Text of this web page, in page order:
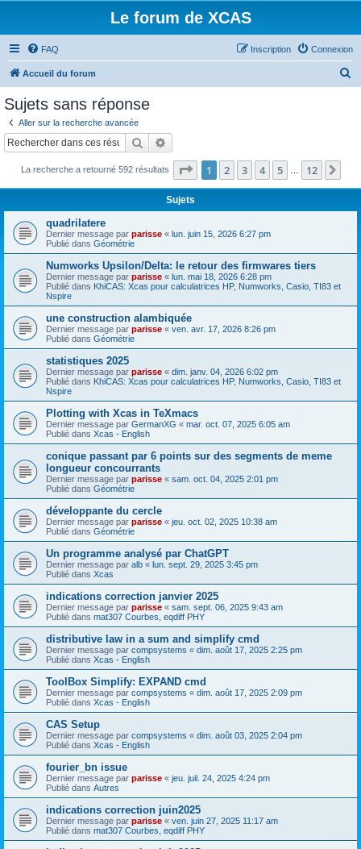
Le forum de XCAS
FAQ Connexion
Inscription
Accueil du forum
c
Sujets sans réponse
Aller sur la recherche avancée
Rechercher
La recherche a retourné 592 résultats Page 1sur12
1 2 3 4 5 12
Sujets
quadrilatere
Dernier message par parisse « lun. juin 15, 2026 6:27 pm
Publié dans Géométrie
Numworks Upsilon/Delta: le retour des firmwares tiers
Dernier message par parisse « lun. mai 18, 2026 6:28 pm
Publié dans KhiCAS: Xcas pour calculatrices HP, Numworks, Casio, TI83 et
Nspire
une construction alambiquée
Dernier message par parisse « ven. avr. 17, 2026 8:26 pm
Publié dans Géométrie
statistiques 2025
Dernier message par parisse « dim. janv. 04, 2026 6:02 pm
Publié dans KhiCAS: Xcas pour calculatrices HP, Numworks, Casio, TI83 et
Nspire
Plotting with Xcas in TeXmacs
Dernier message par GermanXG « mar. oct. 07, 2025 6:05 am
Publié dans Xcas - English
conique passant par 6 points sur des segments de meme
longueur concourrants
Dernier message par parisse « sam. oct. 04, 2025 2:01 pm
Publié dans Géométrie
développante du cercle
Dernier message par parisse « jeu. oct. 02, 2025 10:38 am
Publié dans Géométrie
Un programme analysé par ChatGPT
Dernier message par alb « lun. sept. 29, 2025 3:45 pm
Publié dans Xcas
indications correction janvier 2025
Dernier message par parisse « sam. sept. 06, 2025 9:43 am
Publié dans mat307 Courbes, eqdiff PHY
distributive law in a sum and simplify cmd
Dernier message par compsystems « dim. août 17, 2025 2:25 pm
Publié dans Xcas - English
ToolBox Simplify: EXPAND cmd
Dernier message par compsystems « dim. août 17, 2025 2:09 pm
Publié dans Xcas - English
CAS Setup
Dernier message par compsystems « dim. août 03, 2025 2:04 pm
Publié dans Xcas - English
fourier_bn issue
Dernier message par parisse « jeu. juil. 24, 2025 4:24 pm
Publié dans Autres
indications correction juin2025
Dernier message par parisse « ven. juin 27, 2025 11:17 am
Publié dans mat307 Courbes, eqdiff PHY